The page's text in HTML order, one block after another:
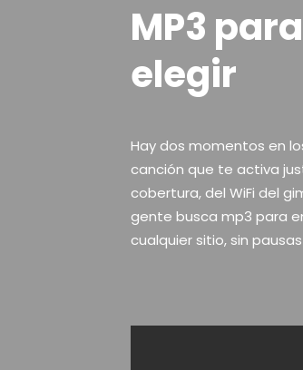
MP3
elegir
Hay dos momentos en
canción que te activa
cobertura, del WiFi del
gente busca mp3 para
cualquier sitio, sin